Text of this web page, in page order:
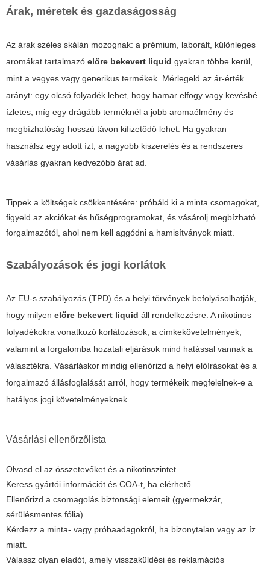
Árak, méretek és gazdaságosság
Az árak széles skálán mozognak: a prémium, laborált, különleges
aromákat tartalmazó előre bekevert liquid gyakran többe kerül,
mint a vegyes vagy generikus termékek. Mérlegeld az ár-érték
arányt: egy olcsó folyadék lehet, hogy hamar elfogy vagy kevésbé
ízletes, míg egy drágább terméknél a jobb aromaélmény és
megbízhatóság hosszú távon kifizetődő lehet. Ha gyakran
használsz egy adott ízt, a nagyobb kiszerelés és a rendszeres
vásárlás gyakran kedvezőbb árat ad.
Tippek a költségek csökkentésére: próbáld ki a minta csomagokat,
figyeld az akciókat és hűségprogramokat, és vásárolj megbízható
forgalmazótól, ahol nem kell aggódni a hamisítványok miatt.
Szabályozások és jogi korlátok
Az EU-s szabályozás (TPD) és a helyi törvények befolyásolhatják,
hogy milyen előre bekevert liquid áll rendelkezésre. A nikotinos
folyadékokra vonatkozó korlátozások, a címkekövetelmények,
valamint a forgalomba hozatali eljárások mind hatással vannak a
választékra. Vásárláskor mindig ellenőrizd a helyi előírásokat és a
forgalmazó állásfoglalását arról, hogy termékeik megfelelnek-e a
hatályos jogi követelményeknek.
Vásárlási ellenőrzőlista
Olvasd el az összetevőket és a nikotinszintet.
Keress gyártói információt és COA-t, ha elérhető.
Ellenőrizd a csomagolás biztonsági elemeit (gyermekzár,
sérülésmentes fólia).
Kérdezz a minta- vagy próbaadagokról, ha bizonytalan vagy az íz
miatt.
Válassz olyan eladót, amely visszaküldési és reklamációs